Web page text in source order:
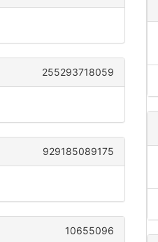
255293718059
929185089175
10655096